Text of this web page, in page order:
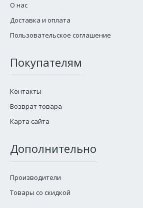
О нас
Доставка и оплата
Пользовательское соглашение
Покупателям
Контакты
Возврат товара
Карта сайта
Дополнительно
Производители
Товары со скидкой